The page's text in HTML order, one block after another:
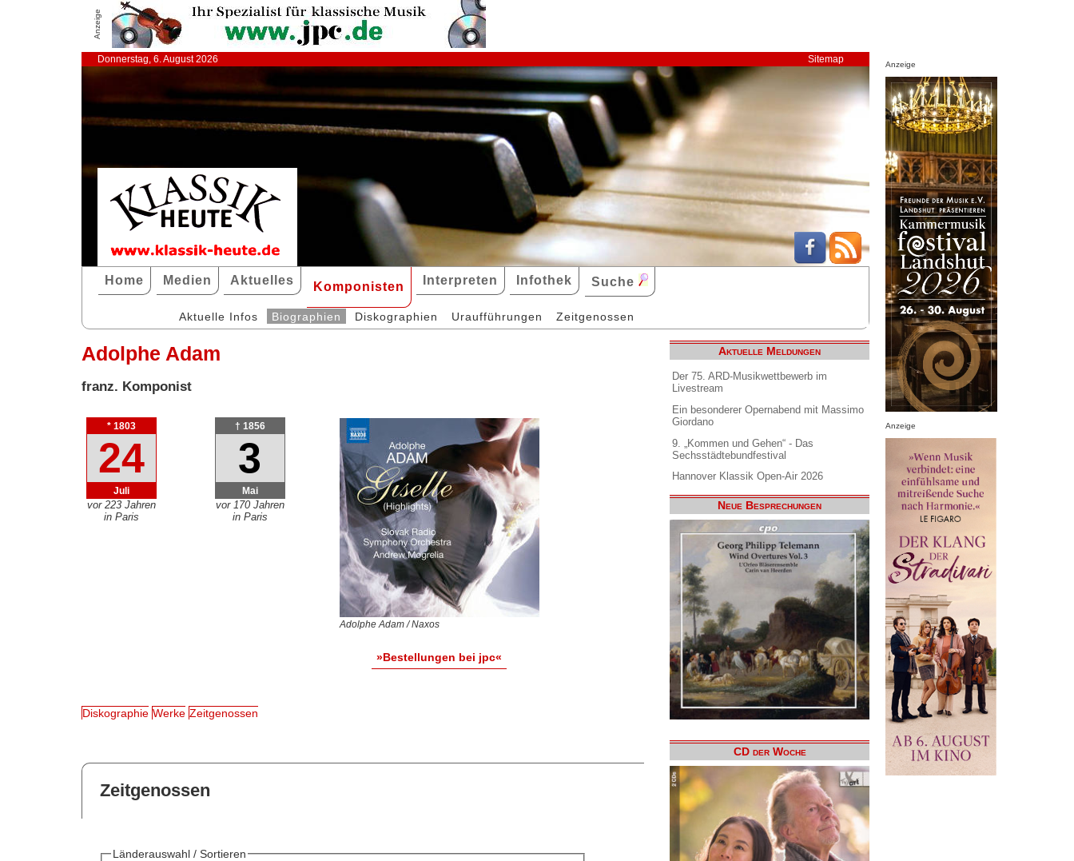
Anzeige
Donnerstag, 6. August 2026 Sitemap
Home Medien Aktuelles Komponisten Interpreten Infothek Suche
Aktuelle Infos Biographien Diskographien Uraufführungen Zeitgenossen
Adolphe Adam
franz. Komponist
* 1803
24
Juli
vor 223 Jahren
in Paris
† 1856
3
Mai
vor 170 Jahren
in Paris
Adolphe Adam / Naxos
»Bestellungen bei jpc«
Diskographie Werke Zeitgenossen
Zeitgenossen
Länderauswahl / Sortieren
Aktuelle Meldungen
Der 75. ARD-Musikwettbewerb im
Livestream
Ein besonderer Opernabend mit Massimo
Giordano
9. „Kommen und Gehen“ - Das
Sechsstädtebundfestival
Hannover Klassik Open-Air 2026
Neue Besprechungen
CD der Woche
Anzeige
Anzeige